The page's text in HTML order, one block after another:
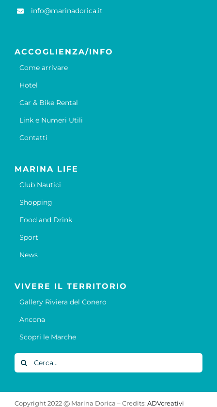
info@marinadorica.it
ACCOGLIENZA/INFO
Come arrivare
Hotel
Car & Bike Rental
Link e Numeri Utili
Contatti
MARINA LIFE
Club Nautici
Shopping
Food and Drink
Sport
News
VIVERE IL TERRITORIO
Gallery Riviera del Conero
Ancona
Scopri le Marche
Cerca
per:
Copyright 2022 @ Marina Dorica – Credits: ADVcreativi